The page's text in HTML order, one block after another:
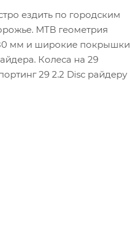
ездить по городским
МТВ геометрия
мм и широкие покрышки
Колеса на 29
29 2.2 Disc райдеру